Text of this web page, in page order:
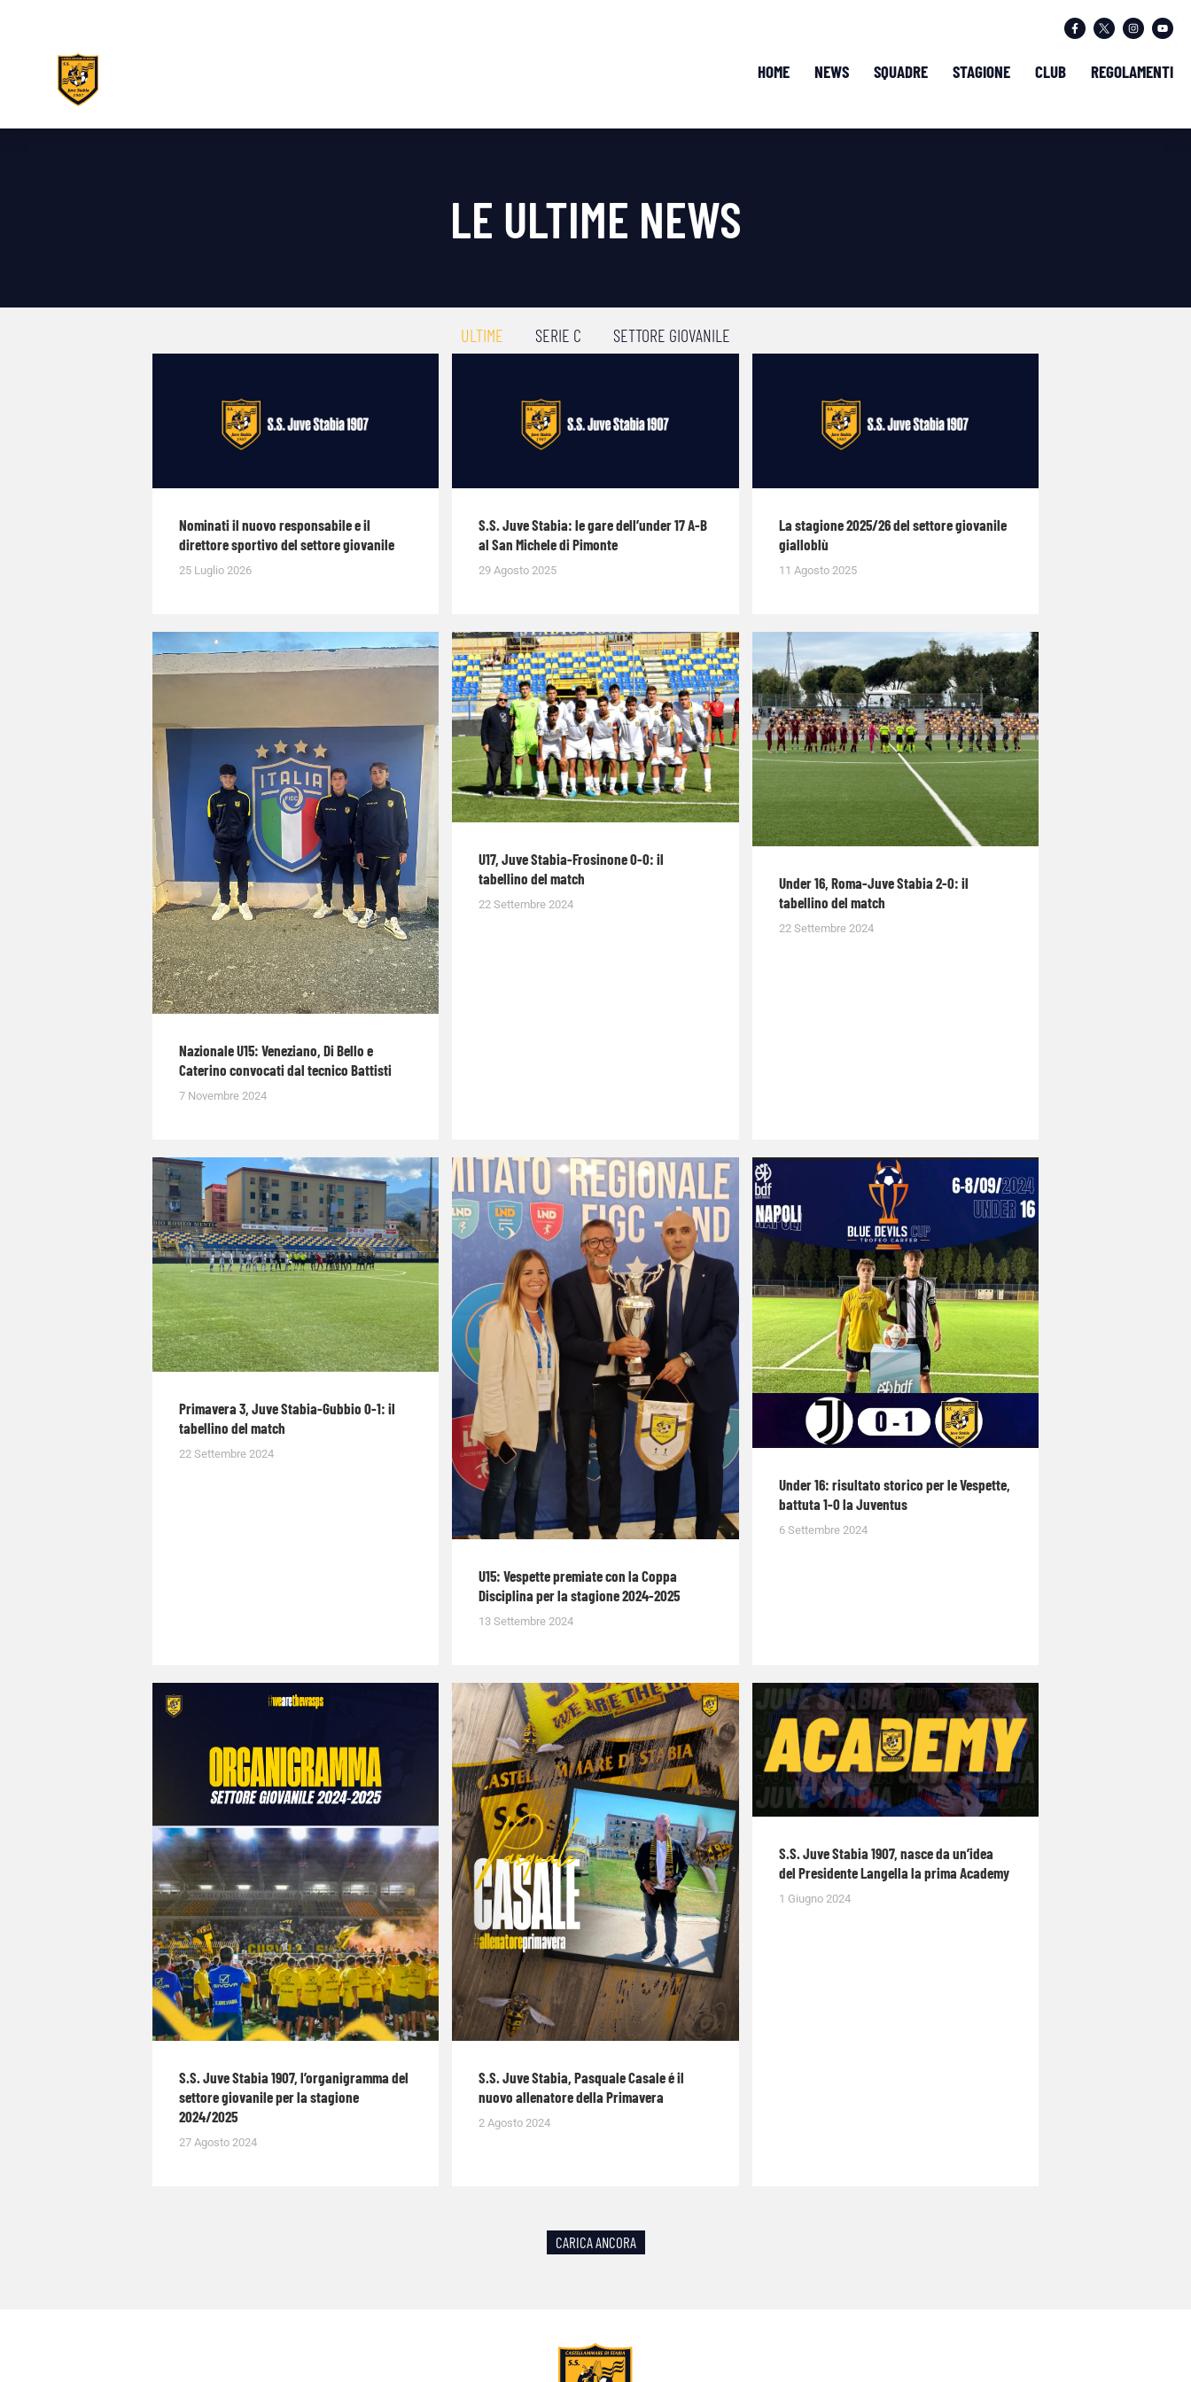
HOME NEWS SQUADRE STAGIONE CLUB REGOLAMENTI
LE ULTIME NEWS
ULTIME SERIE C SETTORE GIOVANILE
Nominati il nuovo responsabile e il
direttore sportivo del settore giovanile
25 Luglio 2026
S.S. Juve Stabia: le gare dell’under 17 A-B
al San Michele di Pimonte
29 Agosto 2025
La stagione 2025/26 del settore giovanile
gialloblù
11 Agosto 2025
Nazionale U15: Veneziano, Di Bello e
Caterino convocati dal tecnico Battisti
7 Novembre 2024
U17, Juve Stabia-Frosinone 0-0: il
tabellino del match
22 Settembre 2024
Under 16, Roma-Juve Stabia 2-0: il
tabellino del match
22 Settembre 2024
Primavera 3, Juve Stabia-Gubbio 0-1: il
tabellino del match
22 Settembre 2024
U15: Vespette premiate con la Coppa
Disciplina per la stagione 2024-2025
13 Settembre 2024
Under 16: risultato storico per le Vespette,
battuta 1-0 la Juventus
6 Settembre 2024
S.S. Juve Stabia 1907, l’organigramma del
settore giovanile per la stagione
2024/2025
27 Agosto 2024
S.S. Juve Stabia, Pasquale Casale é il
nuovo allenatore della Primavera
2 Agosto 2024
S.S. Juve Stabia 1907, nasce da un’idea
del Presidente Langella la prima Academy
1 Giugno 2024
CARICA ANCORA